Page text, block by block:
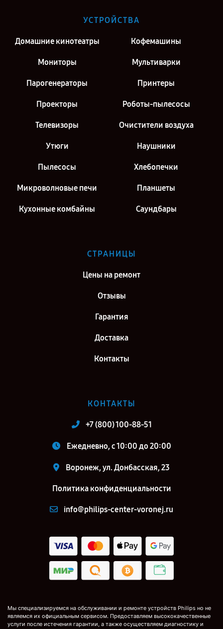
Ремонт утюга Philips в г. Москва
УСТРОЙСТВА
Домашние кинотеатры Кофемашины
Мониторы Мультиварки
Парогенераторы Принтеры
Проекторы Роботы-пылесосы
Телевизоры Очистители воздуха
Утюги Наушники
Пылесосы Хлебопечки
Микроволновые печи Планшеты
Кухонные комбайны Саундбары
СТРАНИЦЫ
Цены на ремонт
Отзывы
Гарантия
Доставка
Контакты
КОНТАКТЫ
+7 (800) 100-88-51
Ежедневно, с 10:00 до 20:00
Воронеж, ул. Донбасская, 23
Политика конфиденциальности
info@philips-center-voronej.ru
Мы специализируемся на обслуживании и ремонте устройств Philips но не
являемся их официальным сервисом. Предоставляем высококачественные
услуги после истечения гарантии, а также осуществляем диагностику и